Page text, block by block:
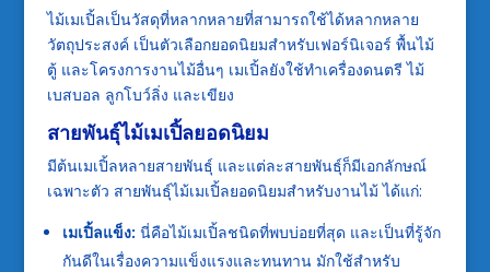
ไม้เมเปิ้ลเป็นวัสดุที่หลากหลายที่สามารถใช้ได้หลากหลาย
วัตถุประสงค์ เป็นตัวเลือกยอดนิยมสำหรับเฟอร์นิเจอร์ พื้นไม้
ตู้ และโครงการงานไม้อื่นๆ เมเปิ้ลยังใช้ทำเครื่องดนตรี ไม้
เบสบอล ลูกโบว์ลิ่ง และเขียง
สายพันธุ์ไม้เมเปิ้ลยอดนิยม
มีต้นเมเปิ้ลหลายสายพันธุ์ และแต่ละสายพันธุ์ก็มีเอกลักษณ์
เฉพาะตัว สายพันธุ์ไม้เมเปิ้ลยอดนิยมสำหรับงานไม้ ได้แก่:
เมเปิ้ลแข็ง: นี่คือไม้เมเปิ้ลชนิดที่พบบ่อยที่สุด และเป็นที่รู้จัก
กันดีในเรื่องความแข็งแรงและทนทาน มักใช้สำหรับ